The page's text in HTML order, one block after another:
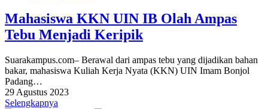
Mahasiswa KKN UIN IB Olah Ampas
Tebu Menjadi Keripik
Suarakampus.com– Berawal dari ampas tebu yang dijadikan bahan
bakar, mahasiswa Kuliah Kerja Nyata (KKN) UIN Imam Bonjol
Padang…
29 Agustus 2023
Selengkapnya